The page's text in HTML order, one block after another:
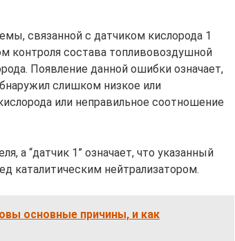
связанной с датчиком кислорода 1
контроля состава топливовоздушной
Появление данной ошибки означает,
слишком низкое или
или неправильное соотношение
а “датчик 1” означает, что указанный
каталитическим нейтрализатором.
основные причины, и как